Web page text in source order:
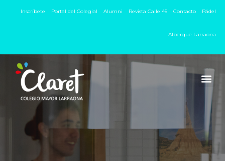
Inscríbete Portal del Colegial Alumni Revista Calle 45 Contacto Pádel
Albergue Larraona